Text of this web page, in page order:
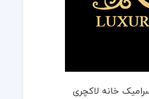
خانه لاکچری